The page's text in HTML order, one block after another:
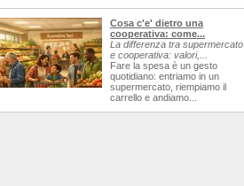
Cosa c'e' dietro una
cooperativa: come...
La differenza tra supermercato
e cooperativa: valori,...
Fare la spesa è un gesto
quotidiano: entriamo in un
supermercato, riempiamo il
carrello e andiamo...